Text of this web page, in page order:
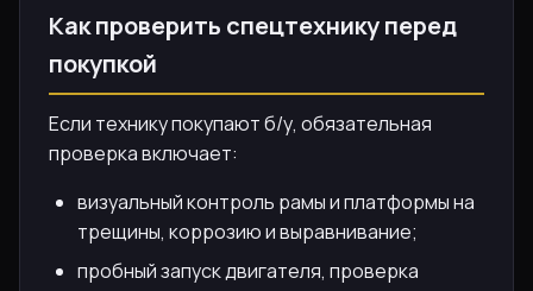
Как проверить спецтехнику перед
покупкой
Если технику покупают б/у, обязательная
проверка включает:
визуальный контроль рамы и платформы на
трещины, коррозию и выравнивание;
пробный запуск двигателя, проверка